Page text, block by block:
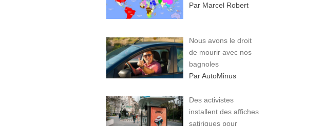
Par Marcel Robert
Nous avons le droit
de mourir avec nos
bagnoles
Par AutoMinus
Des activistes
installent des affiches
satiriques pour